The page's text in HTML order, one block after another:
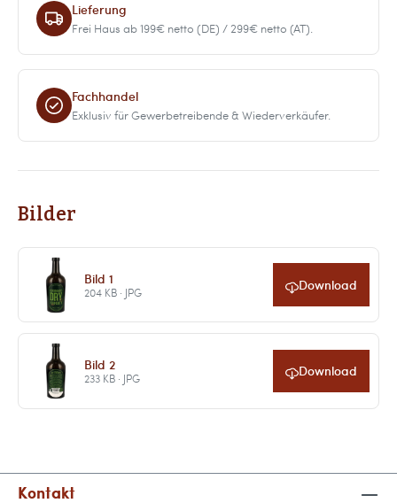
Lieferung
Frei Haus ab 199€ netto (DE) / 299€ netto (AT).
Fachhandel
Exklusiv für Gewerbetreibende & Wiederverkäufer.
Bilder
Bild 1
204 KB · JPG Download
Bild 2
233 KB · JPG Download
Kontakt